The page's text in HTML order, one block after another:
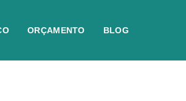
ORÇAMENTO BLOG